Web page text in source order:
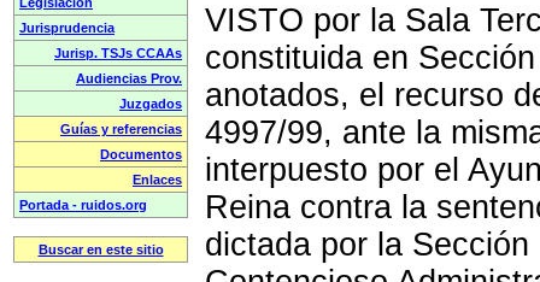
VISTO por la Sala
constituida en
anotados, el recurso
4997/99, ante la
interpuesto por el
Reina contra la
dictada por la